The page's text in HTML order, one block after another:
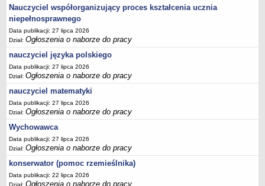
Nauczyciel współorganizujący proces kształcenia ucznia
niepełnosprawnego
Data publikacji: 27 lipca 2026
Dział:Ogłoszenia o naborze do pracy
nauczyciel języka polskiego
Data publikacji: 27 lipca 2026
Dział:Ogłoszenia o naborze do pracy
nauczyciel matematyki
Data publikacji: 27 lipca 2026
Dział:Ogłoszenia o naborze do pracy
Wychowawca
Data publikacji: 27 lipca 2026
Dział:Ogłoszenia o naborze do pracy
konserwator (pomoc rzemieślnika)
Data publikacji: 22 lipca 2026
Dział:Ogłoszenia o naborze do pracy